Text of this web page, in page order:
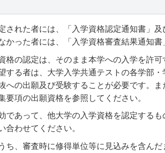
された者には、「入学資格認定通知書」及
かった者には、「入学資格審査結果通知書
格の認定は、そのまま本学への入学を許
する者は、大学入学共通テストの各学部
への出願及び受験することが必要です。
要項の出願資格を参照してください。
であって、他大学の入学資格を認定する
合わせてください。
ち、審査時に修得単位等に見込みを含ん